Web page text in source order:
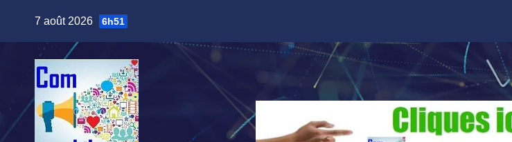
7 août 2026 6h51